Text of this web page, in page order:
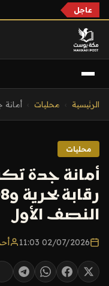
عاجل
الرئيسية محليات أمانة
محليات
النصف الأول
02/07/2026 11:03